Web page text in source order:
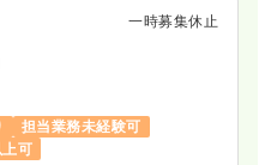
一時募集休止
担当業務未経験可
可